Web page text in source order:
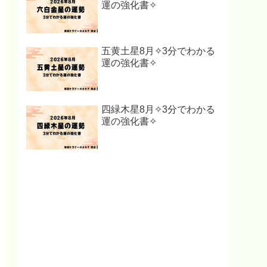
運の強化書✧
五黄土星8月✧3分でわかる
運の強化書✧
四緑木星8月✧3分でわかる
運の強化書✧